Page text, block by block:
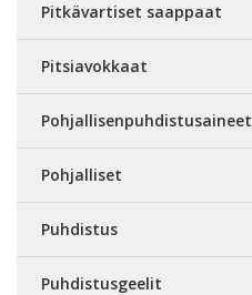
Pitkävartiset saappaat
Pitsiavokkaat
Pohjallisenpuhdistusaineet
Pohjalliset
Puhdistus
Puhdistusgeelit